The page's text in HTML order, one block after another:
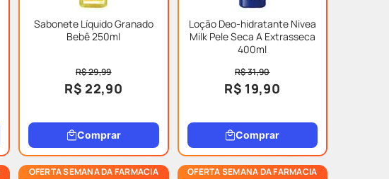
Sabonete Líquido Granado
Bebê 250ml
R$ 29,99
R$ 22,90
Comprar
Loção Deo-hidratante Nivea
Milk Pele Seca A Extrasseca
400ml
R$ 31,90
R$ 19,90
Comprar
OFERTA SEMANA DA FARMACIA OFERTA SEMANA DA FARMACIA